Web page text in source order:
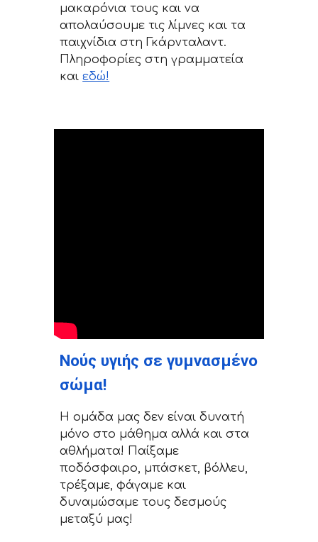
μακαρόνια τους και να
απολαύσουμε τις λίμνες και τα
παιχνίδια στη Γκάρνταλαντ.
Πληροφορίες στη γραμματεία
καιεδώ!
Νούς υγιής σε γυμνασμένο
σώμα!
Η ομάδα μας δεν είναι δυνατή
μόνο στο μάθημα αλλά και στα
αθλήματα! Παίξαμε
ποδόσφαιρο, μπάσκετ, βόλλευ,
τρέξαμε, φάγαμε και
δυναμώσαμε τους δεσμούς
μεταξύ μας!